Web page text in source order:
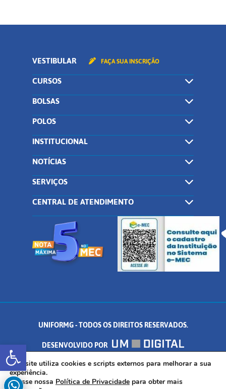
Abrir a barra de ferramentas
VESTIBULAR FAÇA SUA INSCRIÇÃO
CURSOS
BOLSAS
POLOS
INSTITUCIONAL
NOTÍCIAS
SERVIÇOS
CENTRAL DE ATENDIMENTO
UNIFORMG - TODOS OS DIREITOS RESERVADOS.
DESENVOLVIDO POR
AV. DR. ARNALDO DE SENNA, 328 - PALMEIRAS, FORMIGA/MG - CEP:
35.574.530
Este site utiliza cookies e scripts externos para melhorar a sua
experiência.
Acesse nossa Política de Privacidade para obter mais